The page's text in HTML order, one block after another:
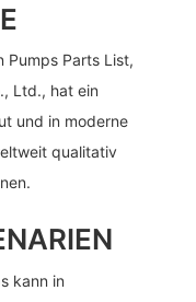
Pumps Parts List,
Ltd., hat ein
und in moderne
qualitativ
kann in